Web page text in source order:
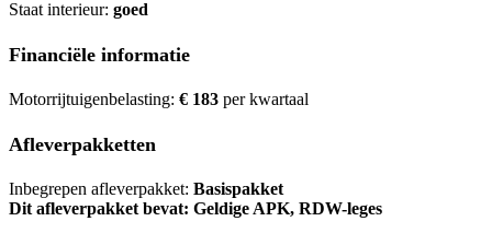
Staat interieur: goed
Financiële informatie
Motorrijtuigenbelasting: € 183 per kwartaal
Afleverpakketten
Inbegrepen afleverpakket: Basispakket
Dit afleverpakket bevat: Geldige APK, RDW-leges